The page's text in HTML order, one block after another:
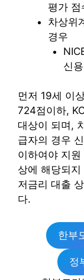
평가
차상위
경우
신
먼저 19세 이
724점이하,
대상이 되며,
급자의 경우
이하여야 지
상에 해당되
저금리 대출
다.
한부
정